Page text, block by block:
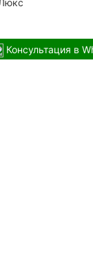
Консультация в